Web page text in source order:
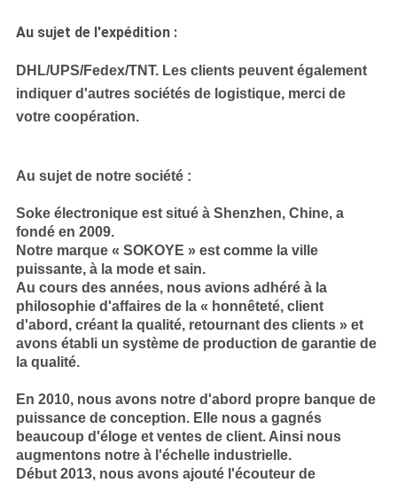
Au sujet de l'expédition :
DHL/UPS/Fedex/TNT. Les clients peuvent également
indiquer d'autres sociétés de logistique, merci de
votre coopération.
Au sujet de notre société :
Soke électronique est situé à Shenzhen, Chine, a
fondé en 2009.
Notre marque « SOKOYE » est comme la ville
puissante, à la mode et sain.
Au cours des années, nous avions adhéré à la
philosophie d'affaires de la « honnêteté, client
d'abord, créant la qualité, retournant des clients » et
avons établi un système de production de garantie de
la qualité.
En 2010, nous avons notre d'abord propre banque de
puissance de conception. Elle nous a gagnés
beaucoup d'éloge et ventes de client. Ainsi nous
augmentons notre à l'échelle industrielle.
Début 2013, nous avons ajouté l'écouteur de